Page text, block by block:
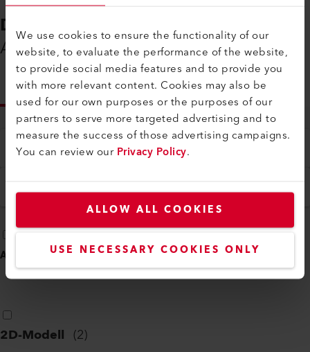
We use cookies to ensure the functionality of our
website, to evaluate the performance of the website,
to provide social media features and to provide you
with more relevant content. Cookies may also be
used for our own purposes or the purposes of our
partners to serve more targeted advertising and to
measure the success of those advertising campaigns.
You can review ourPrivacy Policy.
ALLOW ALL COOKIES
USE NECESSARY COOKIES ONLY
DOWNLOADS
Alles, was Sie benötigen
INFO
Typ
Alle
Deutsch
ALLE AUSWÄHLEN(12)
2D-Modell (2)